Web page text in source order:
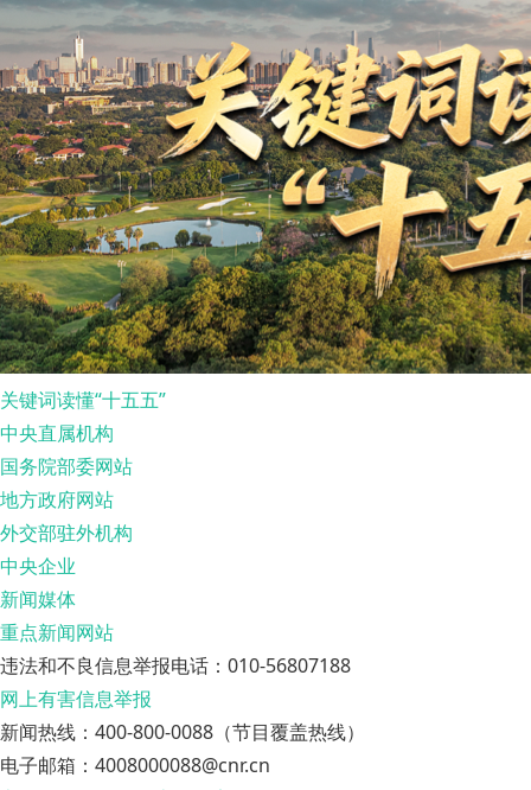
关键词读懂“十五五”
中央直属机构
国务院部委网站
地方政府网站
外交部驻外机构
中央企业
新闻媒体
重点新闻网站
违法和不良信息举报电话：010-56807188
网上有害信息举报
新闻热线：400-800-0088（节目覆盖热线）
电子邮箱：4008000088@cnr.cn